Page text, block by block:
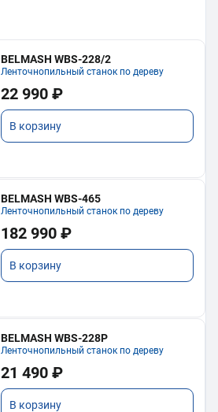
BELMASH WBS-228/2
Ленточнопильный станок по дереву
22 990 ₽
В корзину
BELMASH WBS-465
Ленточнопильный станок по дереву
182 990 ₽
В корзину
BELMASH WBS-228P
Ленточнопильный станок по дереву
21 490 ₽
В корзину